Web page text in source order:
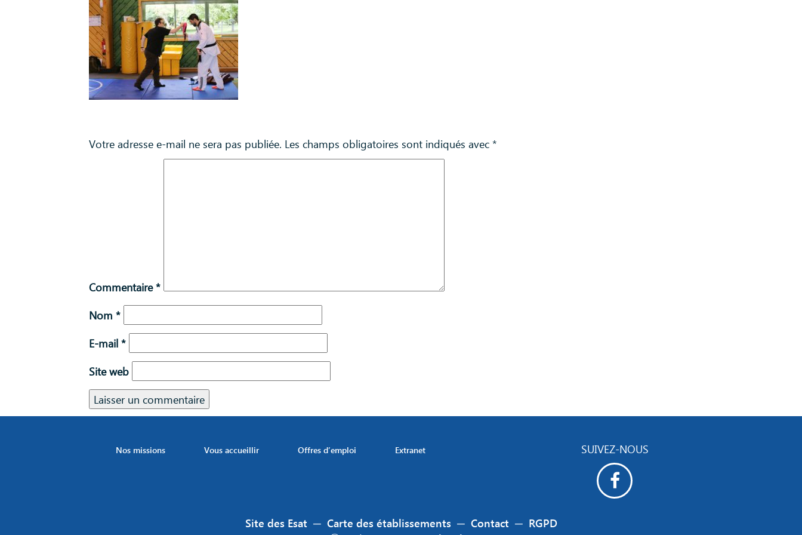
Votre adresse e-mail ne sera pas publiée. Les champs obligatoires sont indiqués avec*
Commentaire*
Nom*
E-mail*
Site web
Nos missions Vous accueillir Offres d’emploi Extranet SUIVEZ-NOUS
Site des Esat ─ Carte des établissements ─ Contact ─ RGPD